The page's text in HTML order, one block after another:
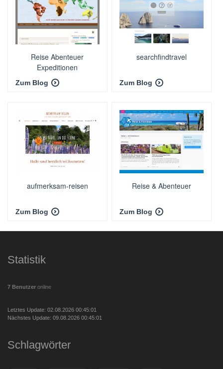
Reise Abenteuer
Expeditionen
Zum Blog
searchfindtravel
Zum Blog
aufmerksam-reisen
Zum Blog
Reise & Abenteuer
Zum Blog
Statistik
7 Benutzer online
Letztes Update: 02.08.2026 00:45:01
Nächstes Update: 09.08.2026 00:45:01
Schlagwörter